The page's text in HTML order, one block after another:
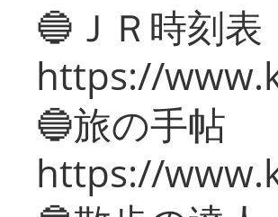
🔵ＪＲ時刻表
https://
🔵旅の手帖
https://